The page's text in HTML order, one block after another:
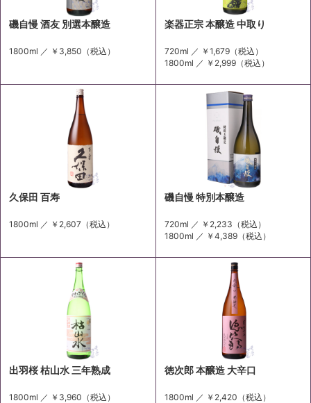
磯自慢 酒友 別選本醸造
1800ml ／ ￥3,850 （税込）
楽器正宗 本醸造 中取り
720ml ／ ￥1,679（税込）
1800ml ／ ￥2,999（税込）
久保田 百寿
1800ml ／ ￥2,607 （税込）
磯自慢 特別本醸造
720ml ／ ￥2,233 （税込）
1800ml ／ ￥4,389（税込）
出羽桜 枯山水 三年熟成
1800ml ／ ￥3,960 （税込）
徳次郎 本醸造 大辛口
1800ml ／ ￥2,420 （税込）